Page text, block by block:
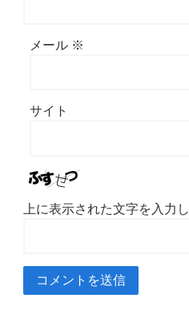
メール ※
サイト
上に表示された文字を入力